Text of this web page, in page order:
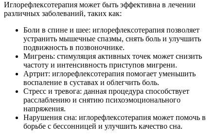
Иглорефлексотерапия может быть эффективна в лечении
различных заболеваний, таких как:
Боли в спине и шее: иглорефлексотерапия позволяет
устранить мышечные спазмы, снять боль и улучшить
подвижность в позвоночнике.
Мигрень: стимуляция активных точек может снизить
частоту и интенсивность приступов мигрени.
Артрит: иглорефлексотерапия помогает уменьшить
воспаление в суставах и облегчить боль.
Стресс и тревога: данная процедура способствует
расслаблению и снятию психоэмоционального
напряжения.
Нарушения сна: иглорефлексотерапия может помочь в
борьбе с бессонницей и улучшить качество сна.